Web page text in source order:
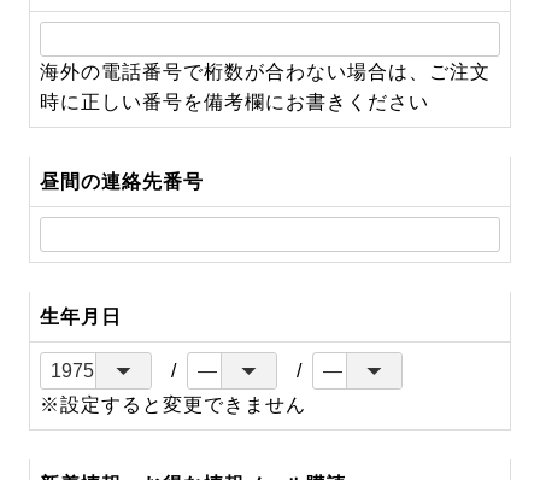
(必
須)
海外の電話番号で桁数が合わない場合は、ご注文
時に正しい番号を備考欄にお書きください
昼間の連絡先番号
生年月日
※設定すると変更できません